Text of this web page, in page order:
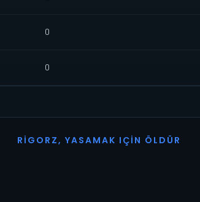
0
0
R I G O R Z, YASAMAK I ÇI N Ö L D Ü R